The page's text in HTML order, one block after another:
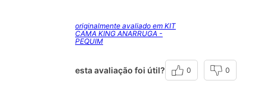
originalmente avaliado em KIT
CAMA KING ANARRUGA -
PEQUIM
esta avaliação foi útil? 0 0